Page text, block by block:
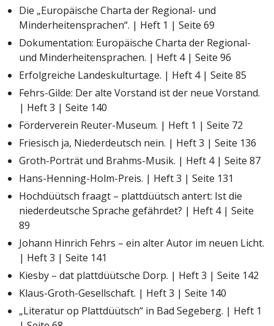
Die „Europäische Charta der Regional- und
Minderheitensprachen“. | Heft 1 | Seite 69
Dokumentation: Europäische Charta der Regional-
und Minderheitensprachen. | Heft 4 | Seite 96
Erfolgreiche Landeskulturtage. | Heft 4 | Seite 85
Fehrs-Gilde: Der alte Vorstand ist der neue Vorstand.
| Heft 3 | Seite 140
Förderverein Reuter-Museum. | Heft 1 | Seite 72
Friesisch ja, Niederdeutsch nein. | Heft 3 | Seite 136
Groth-Porträt und Brahms-Musik. | Heft 4 | Seite 87
Hans-Henning-Holm-Preis. | Heft 3 | Seite 131
Hochdüütsch fraagt – plattdüütsch antert: Ist die
niederdeutsche Sprache gefährdet? | Heft 4 | Seite
89
Johann Hinrich Fehrs – ein alter Autor im neuen Licht.
| Heft 3 | Seite 141
Kiesby – dat plattdüütsche Dorp. | Heft 3 | Seite 142
Klaus-Groth-Gesellschaft. | Heft 3 | Seite 140
„Literatur op Plattdüütsch“ in Bad Segeberg. | Heft 1